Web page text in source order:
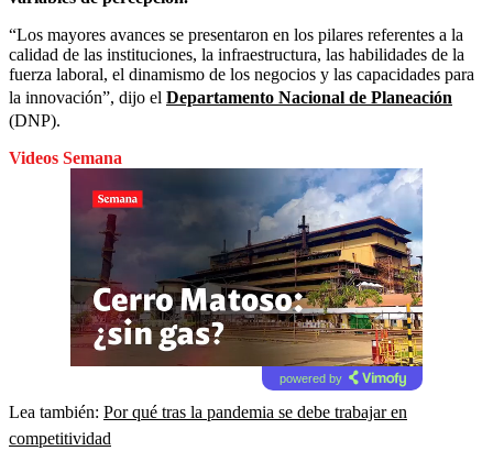
“Los mayores avances se presentaron en los pilares referentes a la
calidad de las instituciones, la infraestructura, las habilidades de la
fuerza laboral, el dinamismo de los negocios y las capacidades para
la innovación”, dijo el Departamento Nacional de Planeación
(DNP).
Videos Semana
powered by
Lea también: Por qué tras la pandemia se debe trabajar en
competitividad